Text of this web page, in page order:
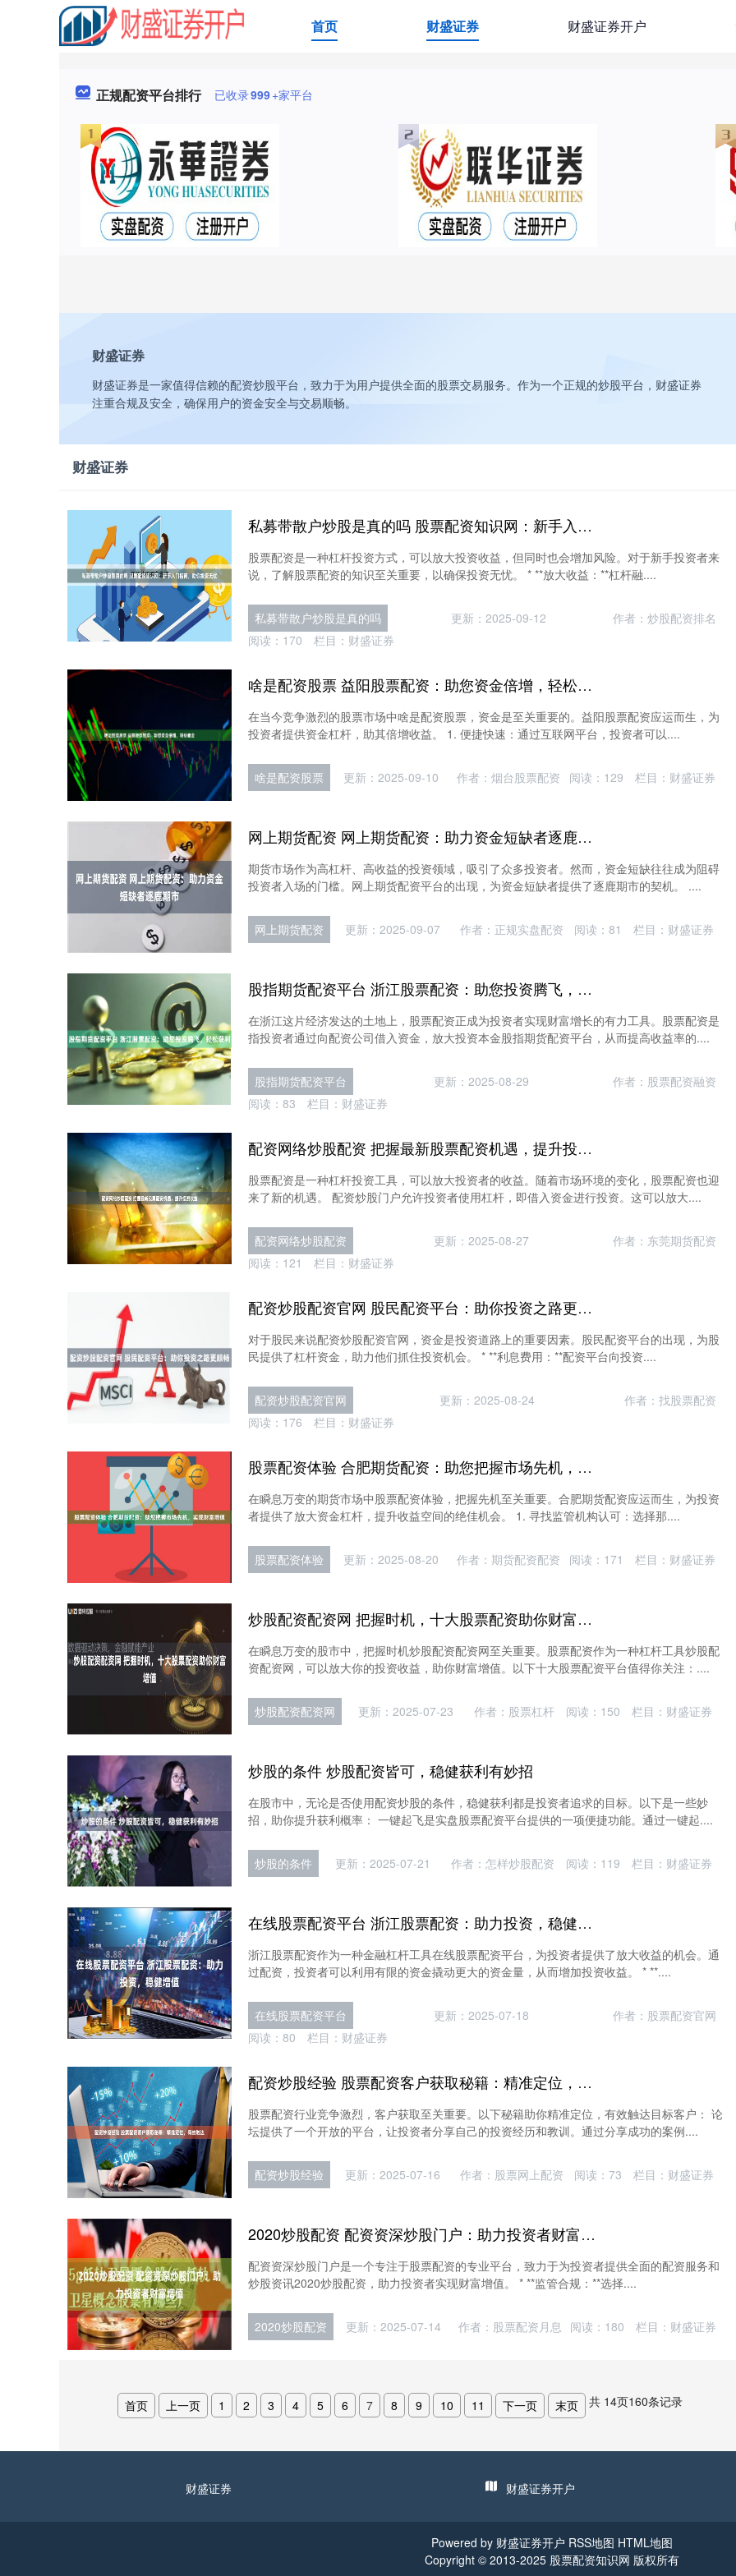
首页 财盛证券 财盛证券开户
正规配资平台排行 已收录999+家平台
财盛证券
财盛证券是一家值得信赖的配资炒股平台，致力于为用户提供全面的股票交易服务。作为一个正规的炒股平台，财盛证券
注重合规及安全，确保用户的资金安全与交易顺畅。
财盛证券
私募带散户炒股是真的吗 股票配资知识网：新手入门指南，助你投资无忧
股票配资是一种杠杆投资方式，可以放大投资收益，但同时也会增加风险。对于新手投资者来
说，了解股票配资的知识至关重要，以确保投资无忧。 * **放大收益：**杠杆融....
私募带散户炒股是真的吗 更新：2025-09-12
作者：炒股配资排名
阅读： 170 栏目： 财盛证券
啥是配资股票 益阳股票配资：助您资金倍增，轻松掘金
在当今竞争激烈的股票市场中啥是配资股票，资金是至关重要的。益阳股票配资应运而生，为
投资者提供资金杠杆，助其倍增收益。 1. 便捷快速：通过互联网平台，投资者可以....
啥是配资股票 更新：2025-09-10 作者：烟台股票配资 阅读： 129 栏目： 财盛证券
网上期货配资 网上期货配资：助力资金短缺者逐鹿期市
期货市场作为高杠杆、高收益的投资领域，吸引了众多投资者。然而，资金短缺往往成为阻碍
投资者入场的门槛。网上期货配资平台的出现，为资金短缺者提供了逐鹿期市的契机。 ....
网上期货配资 更新：2025-09-07 作者：正规实盘配资 阅读： 81 栏目： 财盛证券
股指期货配资平台 浙江股票配资：助您投资腾飞，轻松获利
在浙江这片经济发达的土地上，股票配资正成为投资者实现财富增长的有力工具。股票配资是
指投资者通过向配资公司借入资金，放大投资本金股指期货配资平台，从而提高收益率的....
股指期货配资平台 更新：2025-08-29
作者：股票配资融资
阅读： 83 栏目： 财盛证券
配资网络炒股配资 把握最新股票配资机遇，提升投资收益
股票配资是一种杠杆投资工具，可以放大投资者的收益。随着市场环境的变化，股票配资也迎
来了新的机遇。 配资炒股门户允许投资者使用杠杆，即借入资金进行投资。这可以放大....
配资网络炒股配资 更新：2025-08-27
作者：东莞期货配资
阅读： 121 栏目： 财盛证券
配资炒股配资官网 股民配资平台：助你投资之路更顺畅
对于股民来说配资炒股配资官网，资金是投资道路上的重要因素。股民配资平台的出现，为股
民提供了杠杆资金，助力他们抓住投资机会。 * **利息费用：**配资平台向投资....
配资炒股配资官网 更新：2025-08-24
作者：找股票配资
阅读： 176 栏目： 财盛证券
股票配资体验 合肥期货配资：助您把握市场先机，实现财富增值
在瞬息万变的期货市场中股票配资体验，把握先机至关重要。合肥期货配资应运而生，为投资
者提供了放大资金杠杆，提升收益空间的绝佳机会。 1. 寻找监管机构认可：选择那....
股票配资体验 更新：2025-08-20 作者：期货配资配资 阅读： 171 栏目： 财盛证券
炒股配资配资网 把握时机，十大股票配资助你财富增值
在瞬息万变的股市中，把握时机炒股配资配资网至关重要。股票配资作为一种杠杆工具炒股配
资配资网，可以放大你的投资收益，助你财富增值。以下十大股票配资平台值得你关注：....
炒股配资配资网 更新：2025-07-23 作者：股票杠杆 阅读： 150 栏目： 财盛证券
炒股的条件 炒股配资皆可，稳健获利有妙招
在股市中，无论是否使用配资炒股的条件，稳健获利都是投资者追求的目标。以下是一些妙
招，助你提升获利概率： 一键起飞是实盘股票配资平台提供的一项便捷功能。通过一键起....
炒股的条件 更新：2025-07-21 作者：怎样炒股配资 阅读： 119 栏目： 财盛证券
在线股票配资平台 浙江股票配资：助力投资，稳健增值
浙江股票配资作为一种金融杠杆工具在线股票配资平台，为投资者提供了放大收益的机会。通
过配资，投资者可以利用有限的资金撬动更大的资金量，从而增加投资收益。 * **....
在线股票配资平台 更新：2025-07-18
作者：股票配资官网
阅读： 80 栏目： 财盛证券
配资炒股经验 股票配资客户获取秘籍：精准定位，有效触达
股票配资行业竞争激烈，客户获取至关重要。以下秘籍助你精准定位，有效触达目标客户： 论
坛提供了一个开放的平台，让投资者分享自己的投资经历和教训。通过分享成功的案例....
配资炒股经验 更新：2025-07-16 作者：股票网上配资 阅读： 73 栏目： 财盛证券
2020炒股配资 配资资深炒股门户：助力投资者财富增值
配资资深炒股门户是一个专注于股票配资的专业平台，致力于为投资者提供全面的配资服务和
炒股资讯2020炒股配资，助力投资者实现财富增值。 * **监管合规：**选择....
2020炒股配资 更新：2025-07-14 作者：股票配资月息 阅读： 180 栏目： 财盛证券
首页 上一页 1 2 3 4 5 6 7 8 9 10 11 下一页 末页 共 14页160条记录
财盛证券 财盛证券开户
Powered by 财盛证券开户 RSS地图 HTML地图
Copyright © 2013-2025 股票配资知识网 版权所有